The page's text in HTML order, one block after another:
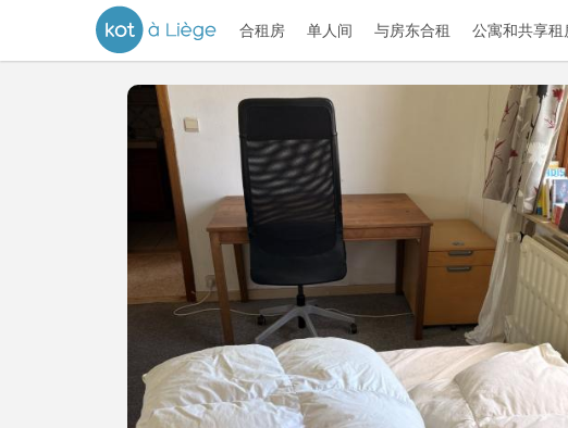
合租房 单人间 与房东合租 公寓和共享租